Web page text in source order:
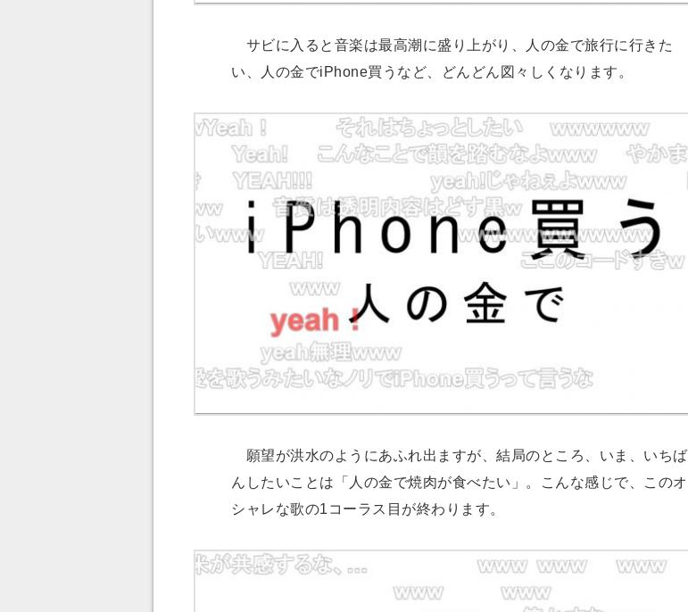
サビに入ると音楽は最高潮に盛り上がり、人の金で旅行に行きた
い、人の金でiPhone買うなど、どんどん図々しくなります。
願望が洪水のようにあふれ出ますが、結局のところ、いま、いちば
んしたいことは「人の金で焼肉が食べたい」。こんな感じで、このオ
シャレな歌の1コーラス目が終わります。